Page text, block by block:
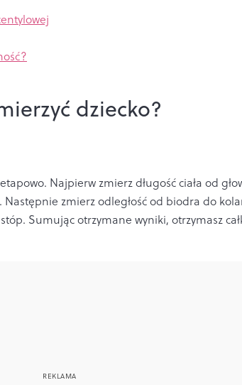
dziecko?
Najpierw zmierz długość ciała od
zmierz odległość od biodra do
Sumując otrzymane wyniki, otrzymasz